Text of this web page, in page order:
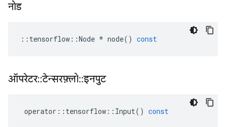
नोड
:: tensorflow ::Node * node() const
ऑपरेटर::टेन्सरफ़्लो::इनपुट
operator :: tensorflow :: Input() const